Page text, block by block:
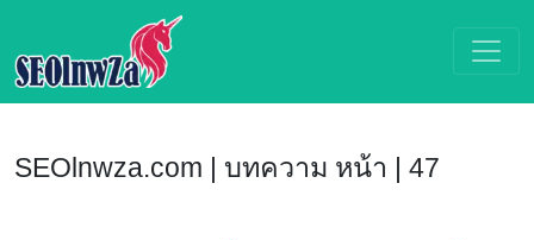
SEOlnwza.com | บทความ หน้า | 47